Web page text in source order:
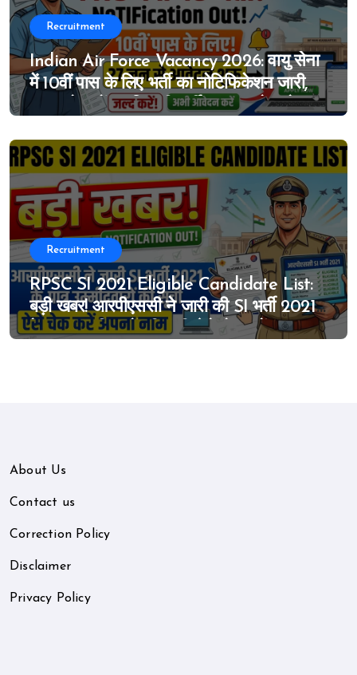
Recruitment
Indian Air Force Vacancy 2026: वायु सेना
में 10वीं पास के लिए भर्ती का नोटिफिकेशन जारी,
MTS के पदों पर निकली भर्ती, 27 जून से आवेदन
Recruitment
RPSC SI 2021 Eligible Candidate List:
बड़ी खबर! आरपीएससी ने जारी की SI भर्ती 2021
के पात्र उम्मीदवारों की सूची, ऐसे चेक करें अपना
About Us
Contact us
Correction Policy
Disclaimer
Privacy Policy